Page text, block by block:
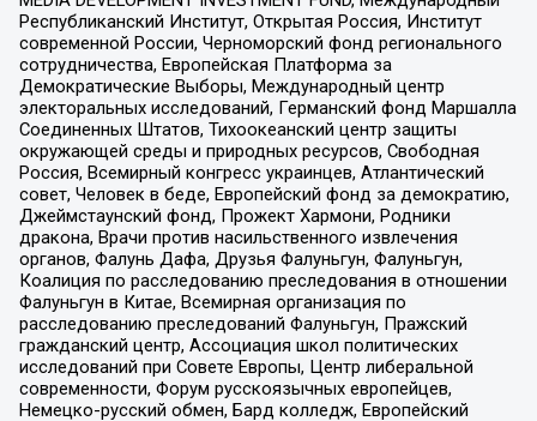
Республиканский Институт, Открытая Россия, Институт
современной России, Черноморский фонд регионального
сотрудничества, Европейская Платформа за
Демократические Выборы, Международный центр
электоральных исследований, Германский фонд Маршалла
Соединенных Штатов, Тихоокеанский центр защиты
окружающей среды и природных ресурсов, Свободная
Россия, Всемирный конгресс украинцев, Атлантический
совет, Человек в беде, Европейский фонд за демократию,
Джеймстаунский фонд, Прожект Хармони, Родники
дракона, Врачи против насильственного извлечения
органов, Фалунь Дафа, Друзья Фалуньгун, Фалуньгун,
Коалиция по расследованию преследования в отношении
Фалуньгун в Китае, Всемирная организация по
расследованию преследований Фалуньгун, Пражский
гражданский центр, Ассоциация школ политических
исследований при Совете Европы, Центр либеральной
современности, Форум русскоязычных европейцев,
Немецко-русский обмен, Бард колледж, Европейский